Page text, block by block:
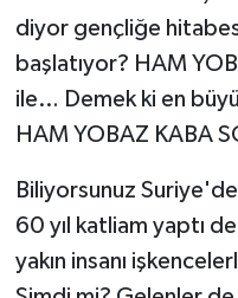
diyor gençliğe
başlatıyor? HAM
ile… Demek ki en
HAM YOBAZ KABA
Biliyorsunuz
60 yıl katliam yaptı
yakın insanı